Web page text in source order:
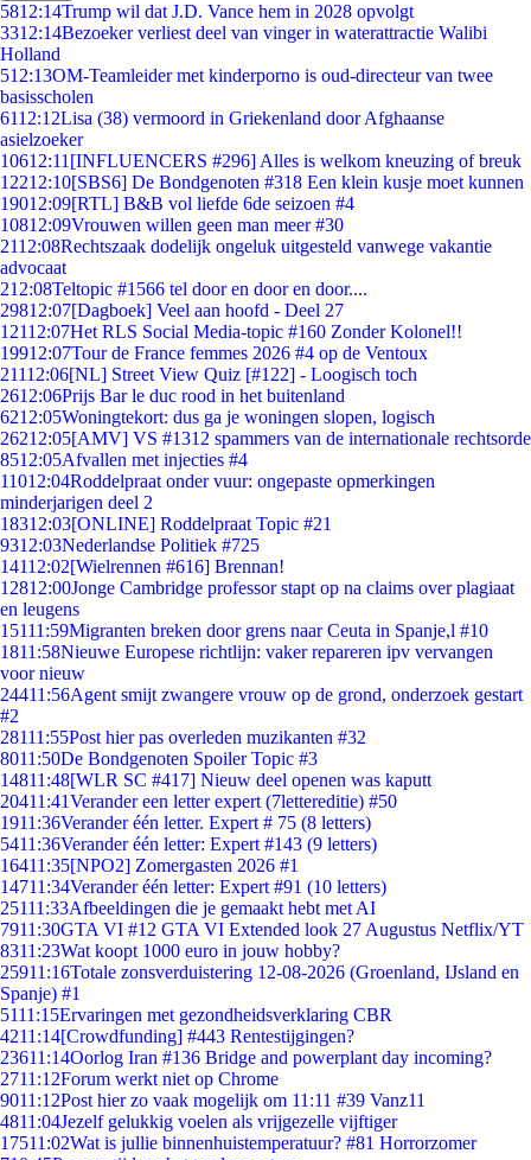
5812:14Trump wil dat J.D. Vance hem in 2028 opvolgt
3312:14Bezoeker verliest deel van vinger in waterattractie Walibi
Holland
512:13OM-Teamleider met kinderporno is oud-directeur van twee
basisscholen
6112:12Lisa (38) vermoord in Griekenland door Afghaanse
asielzoeker
10612:11 [INFLUENCERS #296] Alles is welkom kneuzing of breuk
12212:10[SBS6] De Bondgenoten #318 Een klein kusje moet kunnen
19012:09[RTL] B&B vol liefde 6de seizoen #4
10812:09Vrouwen willen geen man meer #30
2112:08Rechtszaak dodelijk ongeluk uitgesteld vanwege vakantie
advocaat
212:08Teltopic #1566 tel door en door en door....
29812:07[Dagboek] Veel aan hoofd - Deel 27
12112:07Het RLS Social Media-topic #160 Zonder Kolonel!!
19912:07Tour de France femmes 2026 #4 op de Ventoux
21112:06[NL] Street View Quiz [#122] - Loogisch toch
2612:06Prijs Bar le duc rood in het buitenland
6212:05Woningtekort: dus ga je woningen slopen, logisch
26212:05[AMV] VS #1312 spammers van de internationale rechtsorde
8512:05Afvallen met injecties #4
11012:04Roddelpraat onder vuur: ongepaste opmerkingen
minderjarigen deel 2
18312:03[ONLINE] Roddelpraat Topic #21
9312:03Nederlandse Politiek #725
14112:02[Wielrennen #616] Brennan!
12812:00Jonge Cambridge professor stapt op na claims over plagiaat
en leugens
15111:59Migranten breken door grens naar Ceuta in Spanje,l #10
1811:58Nieuwe Europese richtlijn: vaker repareren ipv vervangen
voor nieuw
24411:56Agent smijt zwangere vrouw op de grond, onderzoek gestart
#2
28111:55Post hier pas overleden muzikanten #32
8011:50De Bondgenoten Spoiler Topic #3
14811:48[WLR SC #417] Nieuw deel openen was kaputt
20411:41Verander een letter expert (7lettereditie) #50
1911:36Verander één letter. Expert # 75 (8 letters)
5411:36Verander één letter: Expert #143 (9 letters)
16411:35[NPO2] Zomergasten 2026 #1
14711:34Verander één letter: Expert #91 (10 letters)
25111:33Afbeeldingen die je gemaakt hebt met AI
7911:30GTA VI #12 GTA VI Extended look 27 Augustus Netflix/YT
8311:23Wat koopt 1000 euro in jouw hobby?
25911:16Totale zonsverduistering 12-08-2026 (Groenland, IJsland en
Spanje) #1
5111:15Ervaringen met gezondheidsverklaring CBR
4211:14[Crowdfunding] #443 Rentestijgingen?
23611:14Oorlog Iran #136 Bridge and powerplant day incoming?
2711:12Forum werkt niet op Chrome
9011:12Post hier zo vaak mogelijk om 11:11 #39 Vanz11
4811:04Jezelf gelukkig voelen als vrijgezelle vijftiger
17511:02Wat is jullie binnenhuistemperatuur? #81 Horrorzomer